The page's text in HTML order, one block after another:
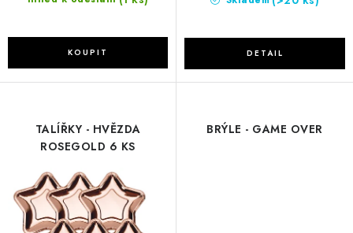
TALÍŘKY - HVĚZDA
ROSEGOLD 6 KS
BRÝLE - GAME OVER